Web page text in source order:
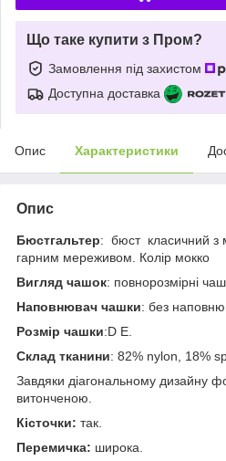
Що таке купити з Пром?
Замовлення під захистом
Доступна доставка
Опис Характеристики
Опис
Бюстгальтер: бюст класичний з
гарним мереживом. Колір мокко
Вигляд чашок: повнорозмірні
Наповнювач чашки: без
Розмір чашки:D E.
Склад тканини: 82% nylon, 18%
Завдяки діагональному дизайну
витонченою.
Кісточки: так.
Перемичка: широка.